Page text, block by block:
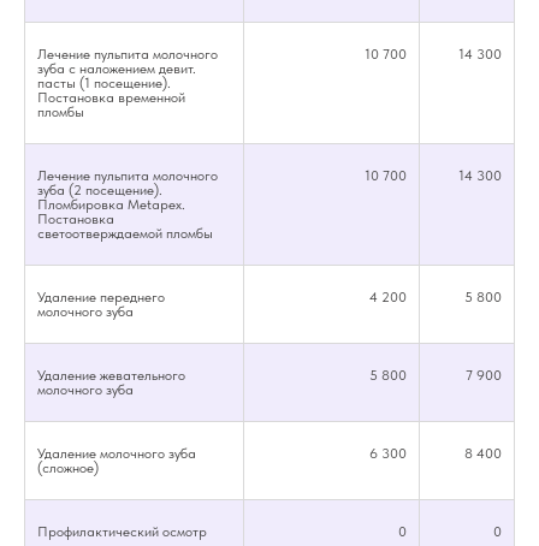
Лечение пульпита молочного
зуба с наложением девит.
пасты (1 посещение).
Постановка временной
пломбы
10 700 14 300
Лечение пульпита молочного
зуба (2 посещение).
Пломбировка Metapex.
Постановка
светоотверждаемой пломбы
10 700 14 300
Удаление переднего
молочного зуба
4 200 5 800
Удаление жевательного
молочного зуба
5 800 7 900
Удаление молочного зуба
(сложное)
6 300 8 400
Профилактический осмотр 0 0